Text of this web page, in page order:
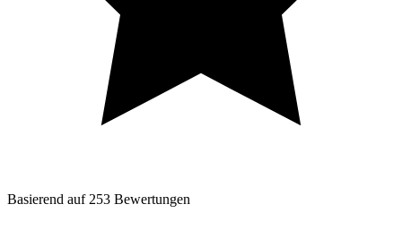
Basierend auf 253 Bewertungen